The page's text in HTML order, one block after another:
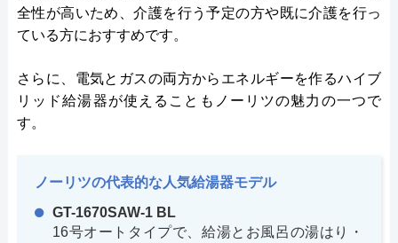
全性が高いため、介護を行う予定の方や既に介護を行っ
ている方におすすめです。
さらに、電気とガスの両方からエネルギーを作るハイブ
リッド給湯器が使えることもノーリツの魅力の一つで
す。
ノーリツの代表的な人気給湯器モデル
GT-1670SAW-1 BL
16号オートタイプで、給湯とお風呂の湯はり・